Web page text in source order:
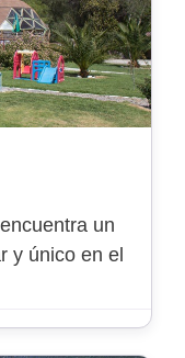
un
y único en el